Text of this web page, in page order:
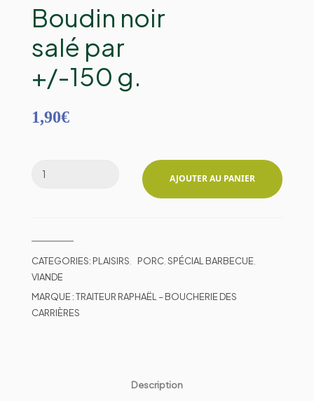
Boudin noir
salé par
+/-150 g.
1,90€
AJOUTER AU PANIER
CATEGORIES: PLAISIRS PORC SPÉCIAL BARBECUE
VIANDE
MARQUE :TRAITEUR RAPHAËL – BOUCHERIE DES
CARRIÈRES
Description